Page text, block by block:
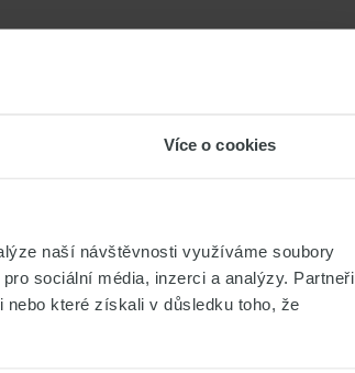
Více o cookies
naší návštěvnosti využíváme soubory
sociální média, inzerci a analýzy. Partneři
které získali v důsledku toho, že
v